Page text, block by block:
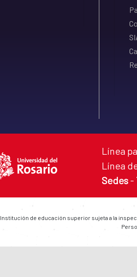
Línea
Línea
Sedes -
Institución de educación superior sujeta a la